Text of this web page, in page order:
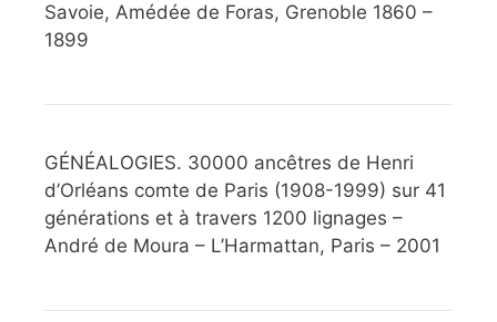
Savoie, Amédée de Foras, Grenoble 1860 –
1899
GÉNÉALOGIES. 30000 ancêtres de Henri
d’Orléans comte de Paris (1908-1999) sur 41
générations et à travers 1200 lignages –
André de Moura – L’Harmattan, Paris – 2001